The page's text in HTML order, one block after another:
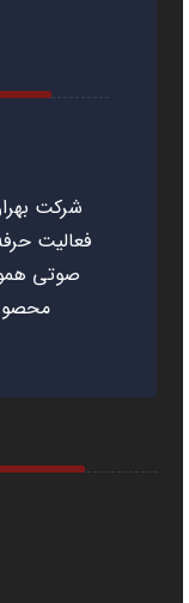
شرکت
فعالیت
صوتی